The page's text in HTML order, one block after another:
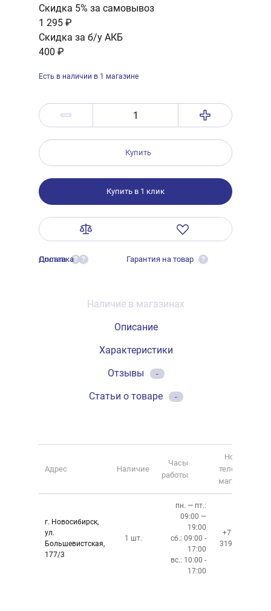
Скидка 5% за самовывоз
1 295 ₽
Скидка за б/у АКБ
400 ₽
Есть в наличии в 1 магазине
Купить
Купить в 1 клик
Оплата ?
Доставка ? Гарантия на товар ?
Наличие в магазинах
Описание
Характеристики
Отзывы
-
Статьи о товаре -
Адрес Наличие
Часы
работы
Номер
телефона
магазина
г. Новосибирск,
ул.
Большевистская,
177/3
1 шт.
пн. — пт.:
09:00 —
19:00
сб.: 09:00 -
17:00
вс.: 10:00 -
17:00
+7 (383)
319-10-40